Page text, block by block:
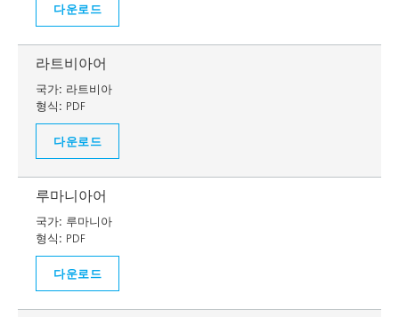
다운로드
라트비아어
국가: 라트비아
형식: PDF
다운로드
루마니아어
국가: 루마니아
형식: PDF
다운로드